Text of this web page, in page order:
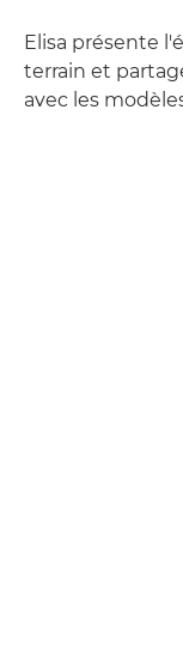
Elisa présente
terrain et
avec les